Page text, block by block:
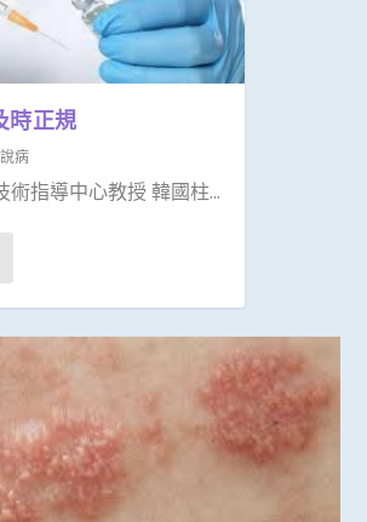
時正規
病
術指導中心教授 韓國柱...